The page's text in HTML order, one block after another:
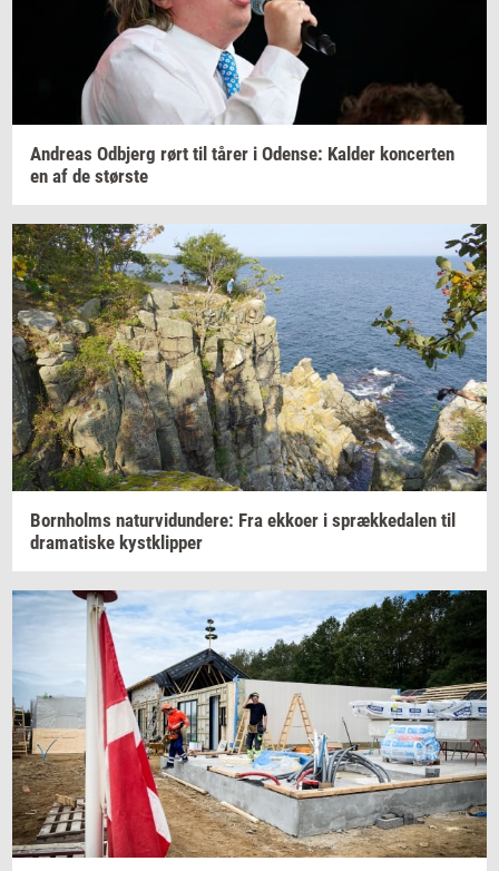
An­dreas Od­b­jerg rørt til tårer i Oden­se: Kal­der kon­cer­ten
en af de stør­ste
Born­holms na­tur­vi­dun­de­re: Fra ek­ko­er i spræk­ke­da­len til
dra­ma­ti­ske kyst­klip­per